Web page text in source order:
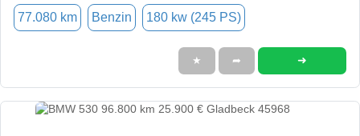
77.080 km Benzin 180 kw (245 PS)
★ ➦ ➜